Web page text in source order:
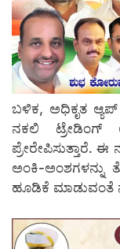
ಬಳಿಕ, ಅಧಿಕೃತ
ನಕಲಿ ಟ್ರೇಡಿಂಗ್
ಪ್ರೇರೇಪಿಸುತ್ತಾರೆ.
ಅಂಕಿ-ಅಂಶಗಳನ್ನು
ಹೂಡಿಕೆ ಮಾಡುವಂತೆ